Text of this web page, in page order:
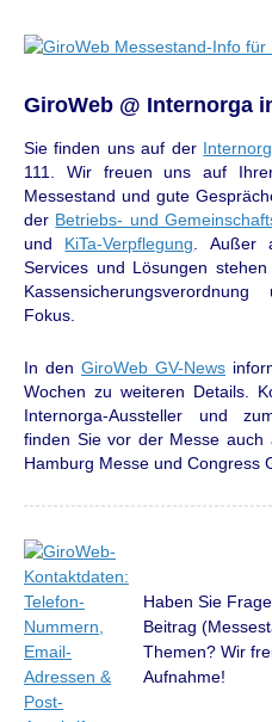
GiroWeb @ Internorga
Sie finden uns auf der
111. Wir freuen uns auf
Messestand und gute
der Betriebs- und
und KiTa-Verpflegung . Außer
Services und Lösungen
Fokus.
In den GiroWeb GV-News
Wochen zu weiteren Details.
Internorga-Aussteller und
finden Sie vor der Messe
Hamburg Messe und Congress
Haben Sie
Beitrag
Themen? Wir
Aufnahme!